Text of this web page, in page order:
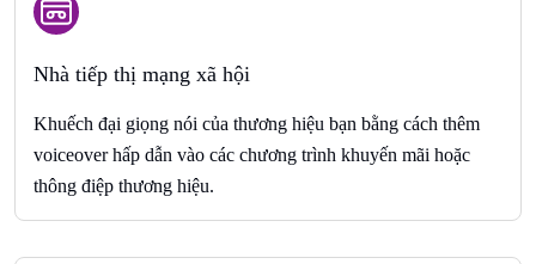
Nhà tiếp thị mạng xã hội
Khuếch đại giọng nói của thương hiệu bạn bằng cách thêm
voiceover hấp dẫn vào các chương trình khuyến mãi hoặc
thông điệp thương hiệu.